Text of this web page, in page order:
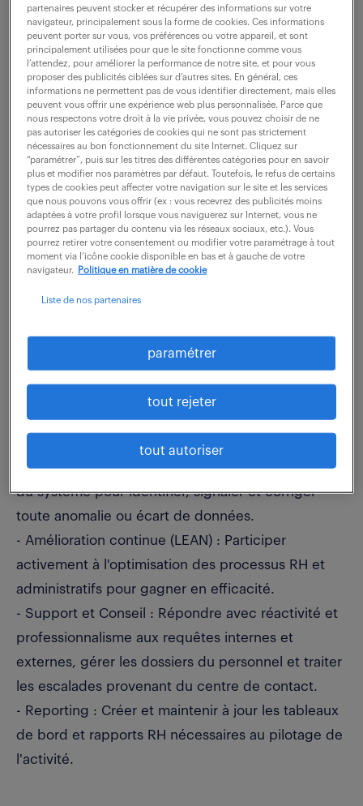
description du poste
Vous rejoindrez une équipe dynamique et jouerez
un rôle clé dans la gestion quotidienne de nos
collaborateurs, en garantissant l'exactitude des
données RH et l'efficacité de nos processus.
Vous interviendrez sur les missions suivantes :
- Gestion administrative & Préparation de la paie :
Assurer la gestion du personnel, l'administration
des avantages sociaux et le traitement des
- Intégrité des données (SIRH) : Mettre à jour les
dossiers collaborateurs (changements de statut,
centres de coûts, ajustements salariaux) avec une
précision absolue et dans le respect strict du
- Contrôle et Fiabilité : Réaliser des audits réguliers
du système pour identifier, signaler et corriger
toute anomalie ou écart de données.
- Amélioration continue (LEAN) : Participer
activement à l'optimisation des processus RH et
administratifs pour gagner en efficacité.
- Support et Conseil : Répondre avec réactivité et
professionnalisme aux requêtes internes et
externes, gérer les dossiers du personnel et traiter
les escalades provenant du centre de contact.
- Reporting : Créer et maintenir à jour les tableaux
de bord et rapports RH nécessaires au pilotage de
l'activité.
partenaires peuvent stocker et récupérer des informations sur votre
navigateur, principalement sous la forme de cookies. Ces informations
peuvent porter sur vous, vos préférences ou votre appareil, et sont
principalement utilisées pour que le site fonctionne comme vous
l’attendez, pour améliorer la performance de notre site, et pour vous
proposer des publicités ciblées sur d’autres sites. En général, ces
informations ne permettent pas de vous identifier directement, mais elles
peuvent vous offrir une expérience web plus personnalisée. Parce que
nous respectons votre droit à la vie privée, vous pouvez choisir de ne
pas autoriser les catégories de cookies qui ne sont pas strictement
nécessaires au bon fonctionnement du site Internet. Cliquez sur
“paramétrer”, puis sur les titres des différentes catégories pour en savoir
plus et modifier nos paramètres par défaut. Toutefois, le refus de certains
types de cookies peut affecter votre navigation sur le site et les services
que nous pouvons vous offrir (ex : vous recevrez des publicités moins
adaptées à votre profil lorsque vous naviguerez sur Internet, vous ne
pourrez pas partager du contenu via les réseaux sociaux, etc.). Vous
pourrez retirer votre consentement ou modifier votre paramétrage à tout
moment via l’icône cookie disponible en bas et à gauche de votre
navigateur.
Politique en matière de cookie
Liste de nos partenaires
paramétrer
tout rejeter
tout autoriser